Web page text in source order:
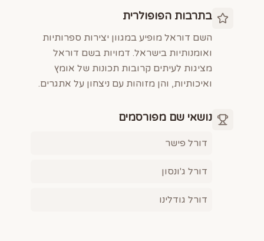
בתרבות הפופולרית
השם דוראל מופיע במגוון יצירות ספרותיות
ואומנותיות בישראל. דמויות בשם דוראל
מציגות לעיתים קרובות תכונות של אומץ
ואיכותיות, והן מזוהות עם ניצחון על אתגרים.
נושאי שם מפורסמים
דורל פישר
דורל ג'ונסון
דורל גודלינו